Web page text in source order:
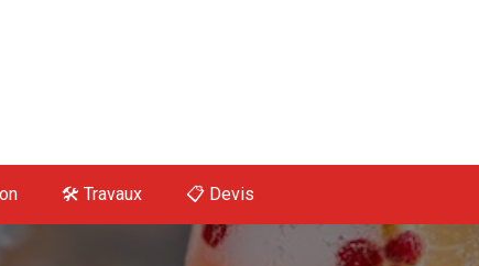
Déco, Travaux
🛠 Travaux 📋 Devis